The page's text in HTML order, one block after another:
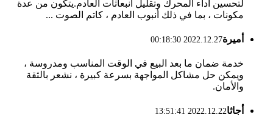
لتحسين أداء المحرك وتقليل انبعاثات العادم.يتكون من عدة
مكونات ، بما في ذلك أنبوب العادم ، كاتم الصوت ...
أميرة2022.12.27 00:18:30
خدمة ضمان ما بعد البيع في الوقت المناسب ومدروسة ،
ويمكن حل مشاكل المواجهة بسرعة كبيرة ، نشعر بالثقة
والأمان.
أجاثا2022.12.22 13:51:41